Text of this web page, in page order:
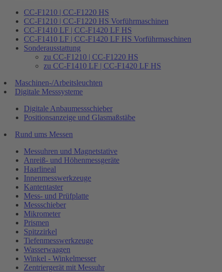
CC-F1210 | CC-F1220 HS
CC-F1210 | CC-F1220 HS Vorführmaschinen
CC-F1410 LF | CC-F1420 LF HS
CC-F1410 LF | CC-F1420 LF HS Vorführmaschinen
Sonderausstattung
zu CC-F1210 | CC-F1220 HS
zu CC-F1410 LF | CC-F1420 LF HS
Maschinen-/Arbeitsleuchten
Digitale Messsysteme
Digitale Anbaumessschieber
Positionsanzeige und Glasmaßstäbe
Rund ums Messen
Messuhren und Magnetstative
Anreiß- und Höhenmessgeräte
Haarlineal
Innenmesswerkzeuge
Kantentaster
Mess- und Prüfplatte
Messschieber
Mikrometer
Prismen
Spitzzirkel
Tiefenmesswerkzeuge
Wasserwaagen
Winkel - Winkelmesser
Zentriergerät mit Messuhr